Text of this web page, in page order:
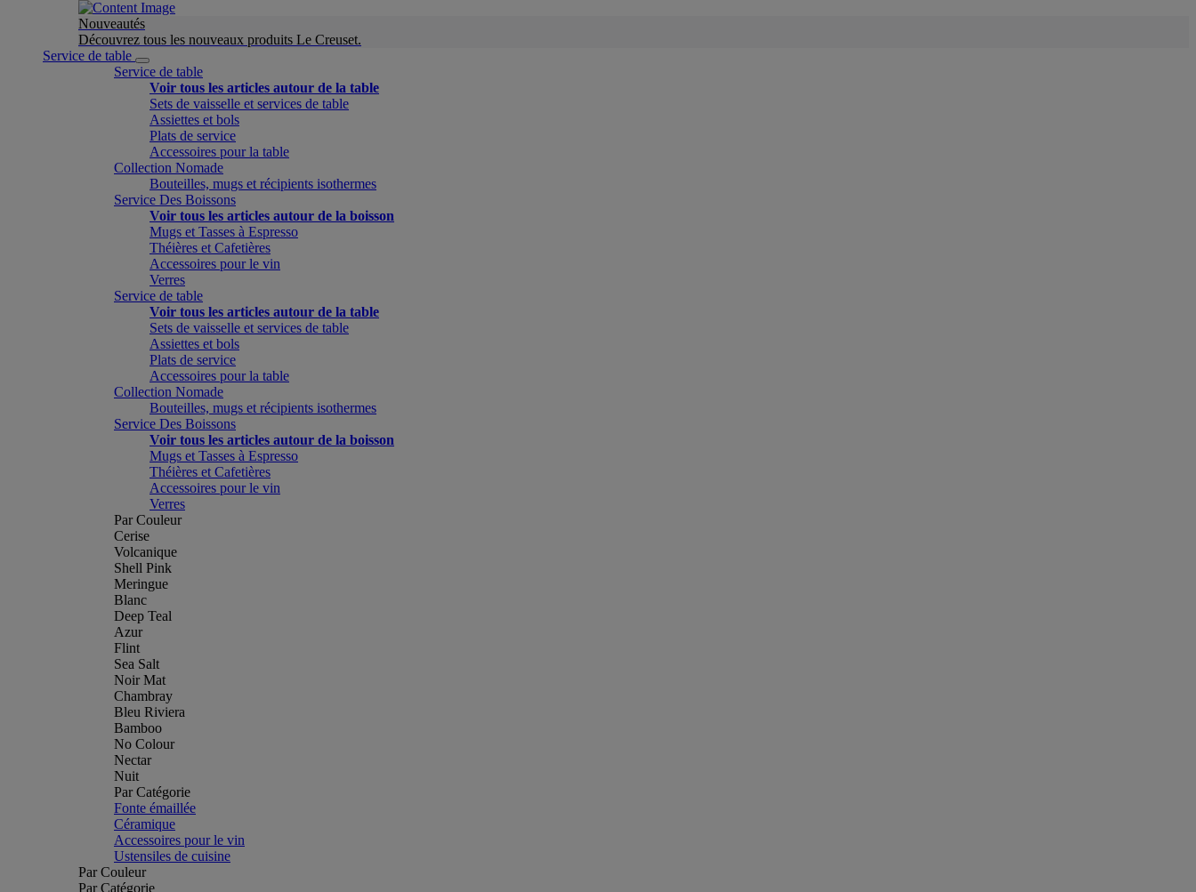
Nouveautés
Découvrez tous les nouveaux produits Le Creuset.
Service de table
Service de table
Voir tous les articles autour de la table
Sets de vaisselle et services de table
Assiettes et bols
Plats de service
Accessoires pour la table
Collection Nomade
Bouteilles, mugs et récipients isothermes
Service Des Boissons
Voir tous les articles autour de la boisson
Mugs et Tasses à Espresso
Théières et Cafetières
Accessoires pour le vin
Verres
Service de table
Voir tous les articles autour de la table
Sets de vaisselle et services de table
Assiettes et bols
Plats de service
Accessoires pour la table
Collection Nomade
Bouteilles, mugs et récipients isothermes
Service Des Boissons
Voir tous les articles autour de la boisson
Mugs et Tasses à Espresso
Théières et Cafetières
Accessoires pour le vin
Verres
Par Couleur
Cerise
Volcanique
Shell Pink
Meringue
Blanc
Deep Teal
Azur
Flint
Sea Salt
Noir Mat
Chambray
Bleu Riviera
Bamboo
No Colour
Nectar
Nuit
Par Catégorie
Fonte émaillée
Céramique
Accessoires pour le vin
Ustensiles de cuisine
Par Couleur
Par Catégorie